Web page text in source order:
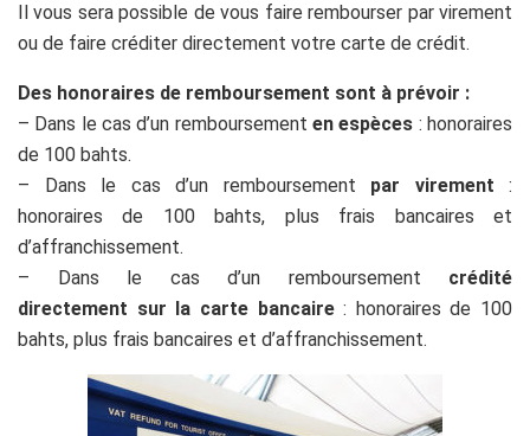
Il vous sera possible de vous faire rembourser par virement
ou de faire créditer directement votre carte de crédit.
Des honoraires de remboursement sont à prévoir :
– Dans le cas d’un remboursement en espèces : honoraires
de 100 bahts.
– Dans le cas d’un remboursement par virement :
honoraires de 100 bahts, plus frais bancaires et
d’affranchissement.
– Dans le cas d’un remboursement crédité
directement sur la carte bancaire: honoraires de 100
bahts, plus frais bancaires et d’affranchissement.